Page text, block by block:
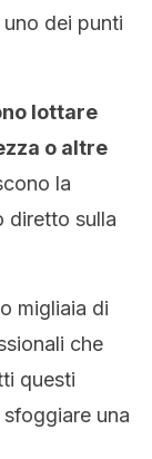
dei punti
lottare
o altre
la
diretto sulla
migliaia di
che
questi
una